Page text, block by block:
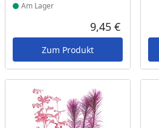
Am Lager
Aktueller
9,45 €
Zum Produkt